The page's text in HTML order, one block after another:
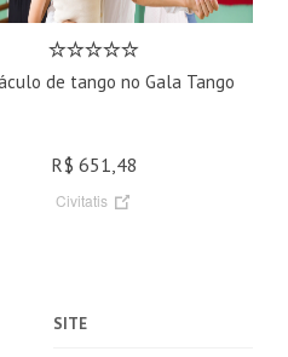
de tango no Gala Tango
R$ 651,48
Civitatis
SITE